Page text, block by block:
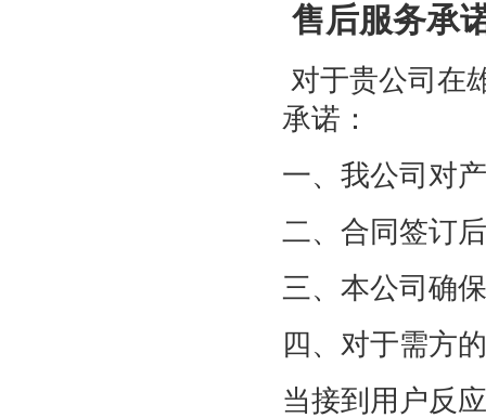
售后服务承
对于贵公司在
承诺：
一、我公司对
二、合同签订
三、本公司确
四、对于需方
当接到用户反